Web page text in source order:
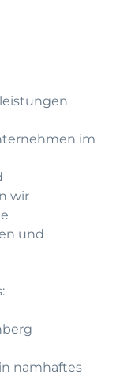
im
wir
und
namhaftes